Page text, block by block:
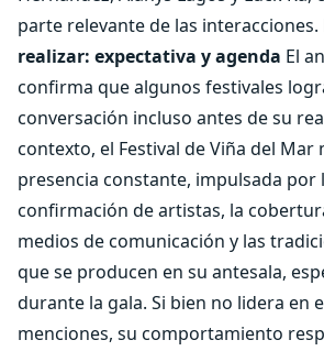
parte relevante de las interacciones.
realizar: expectativa y agenda El
confirma que algunos festivales
conversación incluso antes de su
contexto, el Festival de Viña del Mar
presencia constante, impulsada por
confirmación de artistas, la
medios de comunicación y las
que se producen en su antesala,
durante la gala. Si bien no lidera en
menciones, su comportamiento